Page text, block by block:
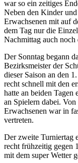
war so ein zeitiges
Neben den Kinder
Erwachsenen mit auf
dem Tag nur die
Nachmittag auch
Der Sonntag begann
Bezirksmeister der
dieser Saison an den
recht schnell mit den
hatte an beiden Tagen
an Spielern dabei.
Erwachsenen war in
vertreten.
Der zweite Turniertag
recht frühzeitig gegen
mit dem super Wetter